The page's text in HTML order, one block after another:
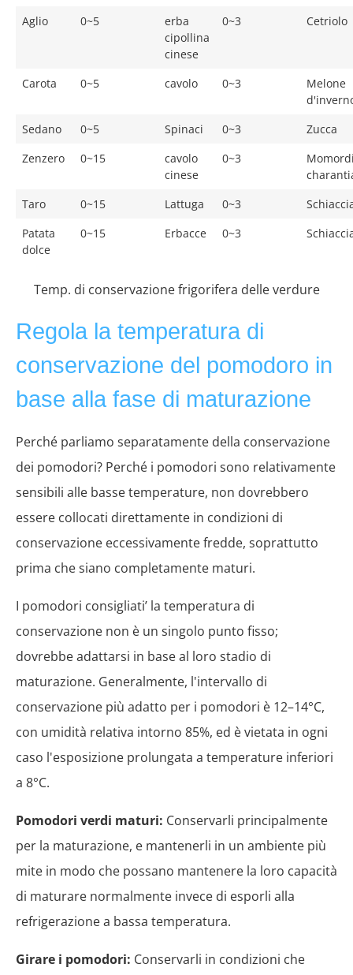
Aglio
0~5
erba
cipollina
cinese
0~3 Cetriolo
Carota 0~5 cavolo 0~3
Melone
Sedano
0~5 Spinaci 0~3
Zucca
Zenzero
0~15
cavolo
cinese
0~3
Taro
0~15 Lattuga 0~3
Patata
dolce
0~15 Erbacce 0~3
Temp. di conservazione frigorifera delle verdure
Regola la temperatura di
conservazione del pomodoro in
base alla fase di maturazione
Perché parliamo separatamente della conservazione
dei pomodori? Perché i pomodori sono relativamente
sensibili alle basse temperature, non dovrebbero
essere collocati direttamente in condizioni di
conservazione eccessivamente fredde, soprattutto
prima che siano completamente maturi.
I pomodori consigliati’ la temperatura di
conservazione non è un singolo punto fisso;
dovrebbe adattarsi in base al loro stadio di
maturazione. Generalmente, l'intervallo di
conservazione più adatto per i pomodori è 12–14°C,
con umidità relativa intorno 85%, ed è vietata in ogni
caso l'esposizione prolungata a temperature inferiori
a 8°C.
Pomodori verdi maturi: Conservarli principalmente
per la maturazione, e mantenerli in un ambiente più
mite in modo che possano mantenere la loro capacità
di maturare normalmente invece di esporli alla
refrigerazione a bassa temperatura.
Girare i pomodori: Conservarli in condizioni che